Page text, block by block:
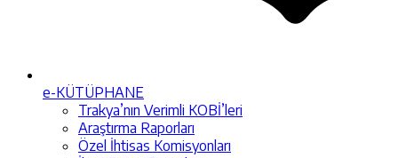
e-KÜTÜPHANE
Trakya’nın Verimli KOBİ’leri
Araştırma Raporları
Özel İhtisas Komisyonları